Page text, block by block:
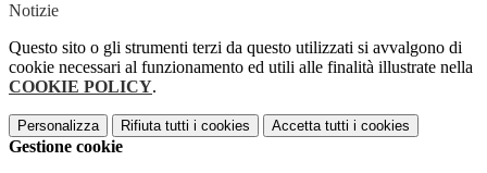
Notizie
Questo sito o gli strumenti terzi da questo utilizzati si avvalgono di
cookie necessari al funzionamento ed utili alle finalità illustrate nella
COOKIE POLICY.
Personalizza Rifiuta tutti i cookies Accetta tutti i cookies
Gestione cookie